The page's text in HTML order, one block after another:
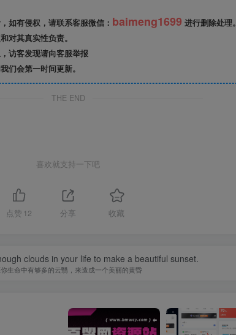
如有侵权，请联系客服微信： baimeng1699 进行删除处理。
对其真实性负责。
访客发现请向客服举报
们会第一时间更新。
THE END
喜欢就支持一下吧
点赞 12 分享 收藏
clouds in your life to make a beautiful sunset.
生命中有够多的云翳，来造成一个美丽的黄昏